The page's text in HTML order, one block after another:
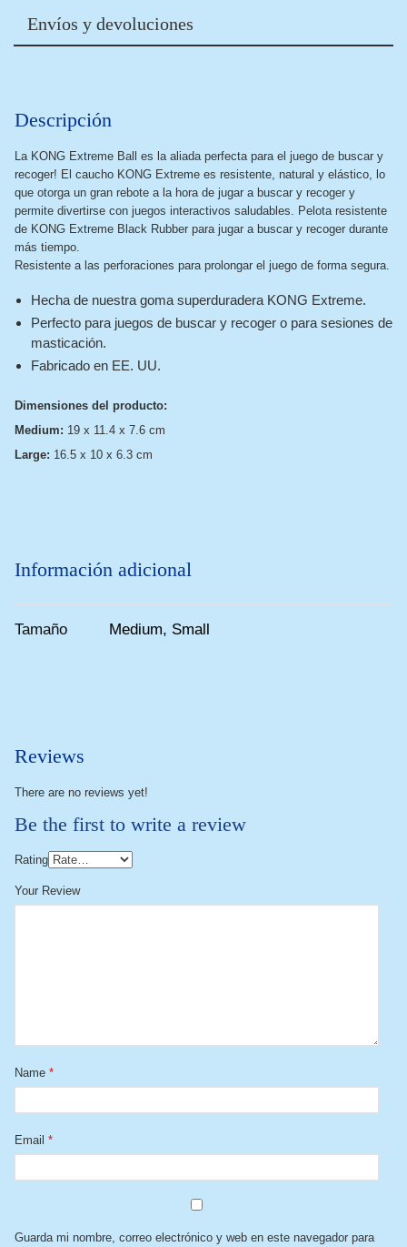
Envíos y devoluciones
Descripción
La KONG Extreme Ball es la aliada perfecta para el juego de buscar y
recoger! El caucho KONG Extreme es resistente, natural y elástico, lo
que otorga un gran rebote a la hora de jugar a buscar y recoger y
permite divertirse con juegos interactivos saludables. Pelota resistente
de KONG Extreme Black Rubber para jugar a buscar y recoger durante
más tiempo.
Resistente a las perforaciones para prolongar el juego de forma segura.
Hecha de nuestra goma superduradera KONG Extreme.
Perfecto para juegos de buscar y recoger o para sesiones de
masticación.
Fabricado en EE. UU.
Dimensiones del producto:
Medium: 19 x 11.4 x 7.6 cm
Large: 16.5 x 10 x 6.3 cm
Información adicional
Tamaño Medium, Small
Reviews
There are no reviews yet!
Be the first to write a review
Rating
Your Review
Name *
Email *
Guarda mi nombre, correo electrónico y web en este navegador para